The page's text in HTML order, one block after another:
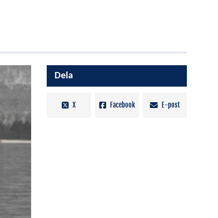
Dela
X Facebook E-post